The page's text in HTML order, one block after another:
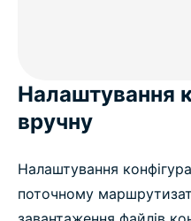
Налаштування
вручну
Налаштування
поточному